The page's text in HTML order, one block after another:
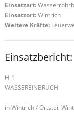
Einsatzart:
Einsatzort:Wintrich
Weitere Kräfte:
Einsatzbericht:
H-1
WASSEREINBRUCH
in Wintrich / Ortsteil